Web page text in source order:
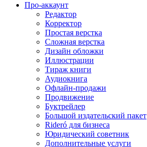
Про-аккаунт
Редактор
Корректор
Простая верстка
Сложная верстка
Дизайн обложки
Иллюстрации
Тираж книги
Аудиокнига
Офлайн-продажи
Продвижение
Буктрейлер
Большой издательский пакет
Rideró для бизнеса
Юридический советник
Дополнительные услуги